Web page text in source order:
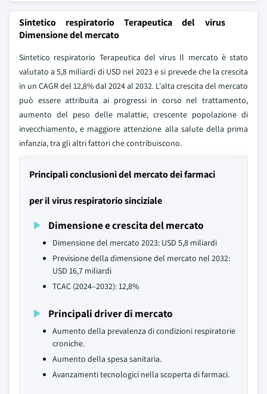
Sintetico respiratorio Terapeutica del virus
Dimensione del mercato
Sintetico respiratorio Terapeutica del virus Il mercato è stato
valutato a 5,8 miliardi di USD nel 2023 e si prevede che la crescita
in un CAGR del 12,8% dal 2024 al 2032. L'alta crescita del mercato
può essere attribuita ai progressi in corso nel trattamento,
aumento del peso delle malattie, crescente popolazione di
invecchiamento, e maggiore attenzione alla salute della prima
infanzia, tra gli altri fattori che contribuiscono.
Principali conclusioni del mercato dei farmaci
per il virus respiratorio sinciziale
Dimensione e crescita del mercato
Dimensione del mercato 2023: USD 5,8 miliardi
Previsione della dimensione del mercato nel 2032:
USD 16,7 miliardi
TCAC (2024–2032): 12,8%
Principali driver di mercato
Aumento della prevalenza di condizioni respiratorie
croniche.
Aumento della spesa sanitaria.
Avanzamenti tecnologici nella scoperta di farmaci.